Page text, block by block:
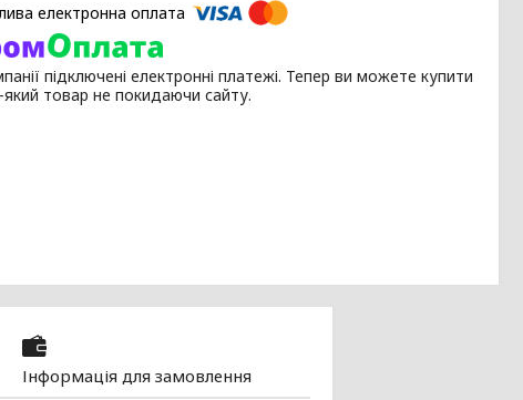
підключені електронні платежі. Тепер ви можете купити
товар не покидаючи сайту.
Інформація для замовлення